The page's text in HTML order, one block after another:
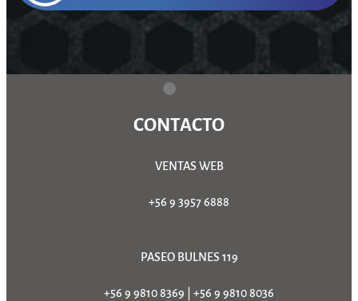
CONTACTO
VENTAS WEB
+56 9 3957 6888
PASEO BULNES 119
+56 9 9810 8369
+56 9 9810 8036